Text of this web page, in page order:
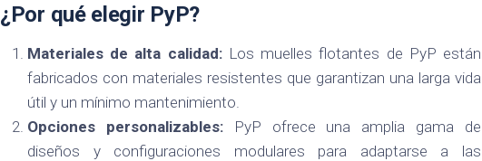
¿Por qué elegir PyP?
Materiales de alta calidad:Los muelles flotantes de PyP están
fabricados con materiales resistentes que garantizan una larga vida
útil y un mínimo mantenimiento.
Opciones personalizables:PyP ofrece una amplia gama de
diseños y configuraciones modulares para adaptarse a las